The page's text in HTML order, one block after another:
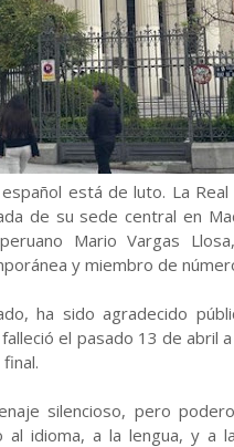
está de luto. La Real
de su sede central en
Mario Vargas
y miembro de
ha sido agradecido
el pasado 13 de abril
silencioso, pero
idioma, a la lengua, y a